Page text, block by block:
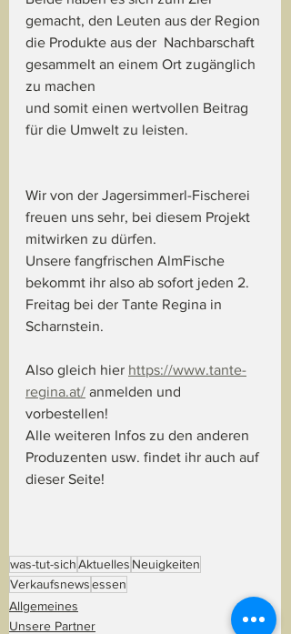
gemacht, den Leuten aus der Region
die Produkte aus der  Nachbarschaft
gesammelt an einem Ort zugänglich
zu machen
und somit einen wertvollen Beitrag
für die Umwelt zu leisten.
Wir von der Jagersimmerl-Fischerei
freuen uns sehr, bei diesem Projekt
mitwirken zu dürfen.
Unsere fangfrischen AlmFische
bekommt ihr also ab sofort jeden 2.
Freitag bei der Tante Regina in
Scharnstein.
Also gleich hier https://www.tante-
regina.at/ anmelden und
vorbestellen!
Alle weiteren Infos zu den anderen
Produzenten usw. findet ihr auch auf
dieser Seite!
was-tut-sichAktuelles Neuigkeiten
Verkaufsnewsessen
Allgemeines
Unsere Partner